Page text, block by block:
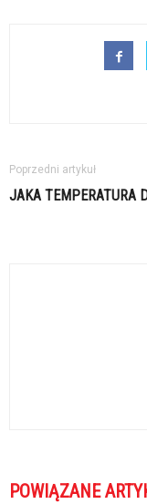
Poprzedni artykuł
JAKA TEMPERATURA
POWIĄZANE